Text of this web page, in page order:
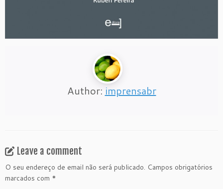
Author: imprensabr
Leave a comment
O seu endereço de email não será publicado. Campos obrigatórios
marcados com *